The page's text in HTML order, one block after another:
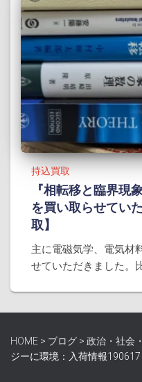
持込買取
『相転移と臨界現
を買い取らせてい
取】
主に電磁気学、電気材
せていただきました。
HOME > ブログ > 政治・社会
ジーに環境：入荷情報190617